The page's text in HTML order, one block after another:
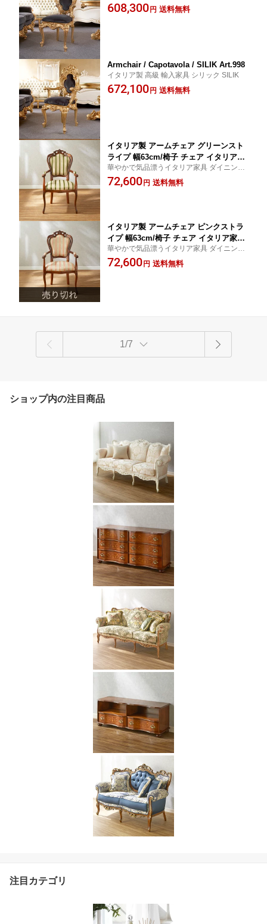
608,300円 送料無料
Armchair / Capotavola / SILIK Art.998
イタリア製 高級 輸入家具 シリック SILIK
672,100円 送料無料
イタリア製 アームチェア グリーンスト
ライプ 幅63cm/椅子 チェア イタリア家
具 高級家具 猫脚 完成品 クラシック ア
ンティーク スタイル
華やかで気品漂うイタリア家具 ダイニング
チェア 猫脚 輸入家具 イタリア アンティ
ーク スタイル
72,600円 送料無料
イタリア製 アームチェア ピンクストラ
イプ 幅63cm/椅子 チェア イタリア家具
高級家具 猫脚 完成品 クラシック アン
ティーク スタイル
華やかで気品漂うイタリア家具 ダイニング
チェア 猫脚 輸入家具 イタリア アンティ
ーク スタイル
72,600円 送料無料
1/7
ショップ内の注目商品
注目カテゴリ